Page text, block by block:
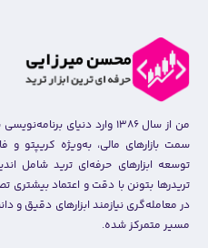
سمت بازارهای مالی، به‌ویژه
توسعه ابزارهای حرفه‌ای ترید شامل
تریدرها بتونن با دقت و اعتماد
در معامله‌گری نیازمند ابزارهای دقیق
مسیر متمرکز شده.